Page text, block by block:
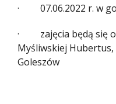
· 07.06.2022 r. w
· zajęcia będą się
Myśliwskiej Hubertus,
Goleszów